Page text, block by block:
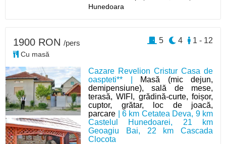
Hunedoara
Cazare Revelion Cristur Casa de
oaspteti** |
Masă (mic dejun,
demipensiune), sală de mese,
terasă, WIFI, grădină-curte, foișor,
cuptor, grătar, loc de joacă,
parcare | 6 km Cetatea Deva, 9 km
Castelul Hunedoarei, 21 km
Geoagiu Bai, 22 km Cascada
Clocota
1900 RON /pers
Cu masă
1 - 12
4
5